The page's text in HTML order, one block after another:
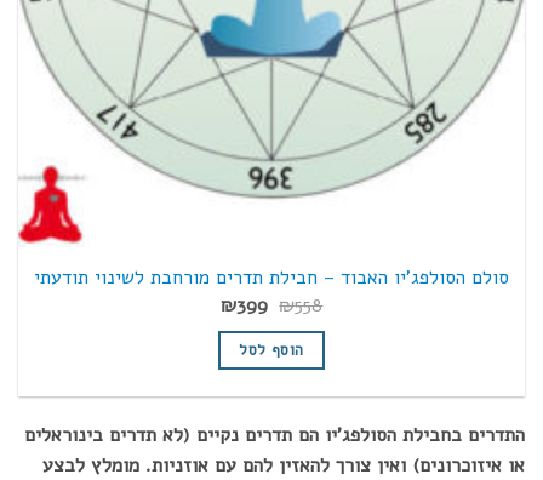
סולם הסולפג'יו האבוד – חבילת תדרים מורחבת לשינוי תודעתי
₪558 המחיר
היה:
₪558.
₪399 המחיר
₪399. הוסף לסל
התדרים בחבילת הסולפג'יו הם תדרים נקיים (לא תדרים בינוראלים
או איזוכרונים) ואין צורך להאזין להם עם אוזניות. מומלץ לבצע